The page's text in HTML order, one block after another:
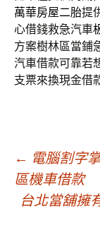
萬華房屋二胎提
心借錢救急汽車
方案樹林區當鋪
汽車借款可靠若
支票來換現金借
文
章
← 電腦割字
區機車借款
台北當舖擁